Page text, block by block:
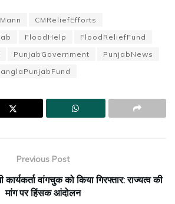
CMReliefEfforts
FloodHelp
FloodReliefFund
PunjabGovernment
PunjabNews
Previous Post
कार्यकर्ता वांगचुक को किया गिरफ्तार: राज्यत्व की
मांग पर हिंसक आंदोलन